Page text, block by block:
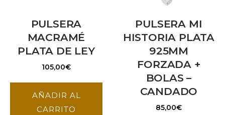
PULSERA
MACRAMÉ
PLATA DE LEY
105,00€
AÑADIR AL
CARRITO
PULSERA MI
HISTORIA PLATA
925MM
FORZADA +
BOLAS –
CANDADO
85,00€